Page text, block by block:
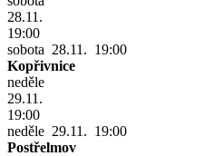
28.11.
19:00
sobota 28.11. 19:00
Kopřivnice
neděle
29.11.
19:00
neděle 29.11. 19:00
Postřelmov